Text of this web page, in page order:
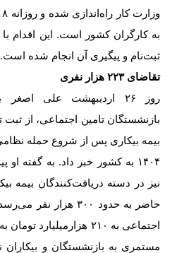
وزارت کار راه‌اندازی شده و روزانه
به کارگران کشور است. این اقدام
ثبت‌نام و پیگیری آن انجام شده است.
تقاضای ۲۲۳ هزار نفری
روز ۲۶ اردیبهشت علی
بیمه بیکاری پس از شروع حمله
نیز در دسته دریافت‌کنندگان بیمه
حاضر به حدود ۳۰۰
اجتماعی به ۲۱۰
مستمری به بازنشستگان و بیکاران